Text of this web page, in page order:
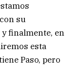
su
finalmente, en
esta
Paso, pero